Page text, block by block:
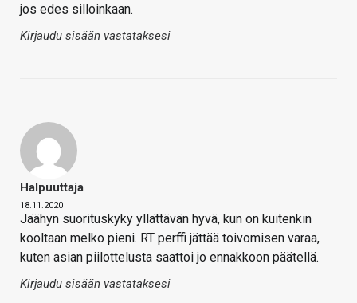
jos edes silloinkaan.
Kirjaudu sisään vastataksesi
Halpuuttaja
18.11.2020
Jäähyn suorituskyky yllättävän hyvä, kun on kuitenkin
kooltaan melko pieni. RT perffi jättää toivomisen varaa,
kuten asian piilottelusta saattoi jo ennakkoon päätellä.
Kirjaudu sisään vastataksesi